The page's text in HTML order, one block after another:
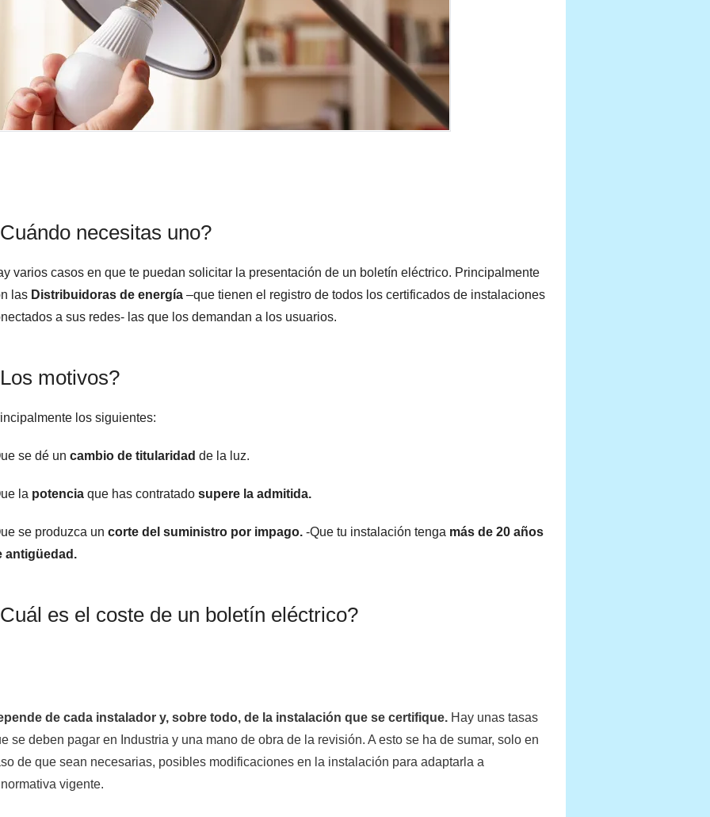
necesitas uno?
varios casos en que te puedan solicitar la presentación de un boletín eléctrico. Principalmente
las Distribuidoras de energía –que tienen el registro de todos los certificados de instalaciones
a sus redes- las que los demandan a los usuarios.
motivos?
los siguientes:
se dé un cambio de titularidad de la luz.
la potencia que has contratado supere la admitida.
se produzca un corte del suministro por impago. -Que tu instalación tenga más de 20 años
antigüedad.
es el coste de un boletín eléctrico?
de cada instalador y, sobre todo, de la instalación que se certifique. Hay unas tasas
se deben pagar en Industria y una mano de obra de la revisión. A esto se ha de sumar, solo en
de que sean necesarias, posibles modificaciones en la instalación para adaptarla a
normativa vigente.